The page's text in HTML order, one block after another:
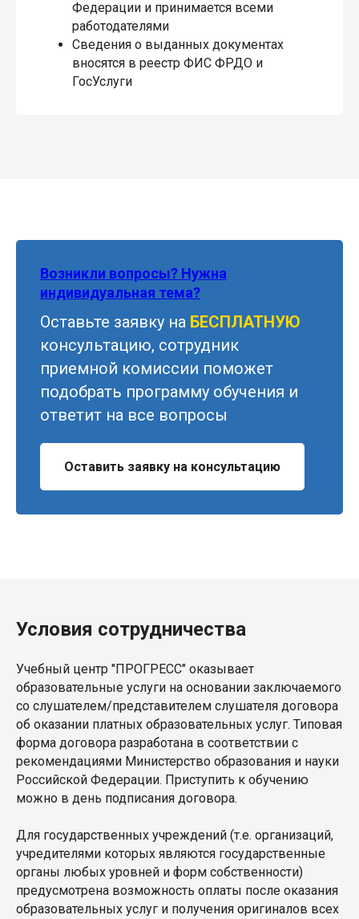
Федерации и принимается всеми
работодателями
Сведения о выданных документах
вносятся в реестр ФИС ФРДО и
ГосУслуги
Возникли вопросы? Нужна
индивидуальная тема?
Оставьте заявку на БЕСПЛАТНУЮ
консультацию, сотрудник
приемной комиссии поможет
подобрать программу обучения и
ответит на все вопросы
Оставить заявку на консультацию
Условия сотрудничества
Учебный центр "ПРОГРЕСС" оказывает
образовательные услуги на основании заключаемого
со слушателем/представителем слушателя договора
об оказании платных образовательных услуг. Типовая
форма договора разработана в соответствии с
рекомендациями Министерство образования и науки
Российской Федерации. Приступить к обучению
можно в день подписания договора.
Для государственных учреждений (т.е. организаций,
учредителями которых являются государственные
органы любых уровней и форм собственности)
предусмотрена возможность оплаты после оказания
образовательных услуг и получения оригиналов всех